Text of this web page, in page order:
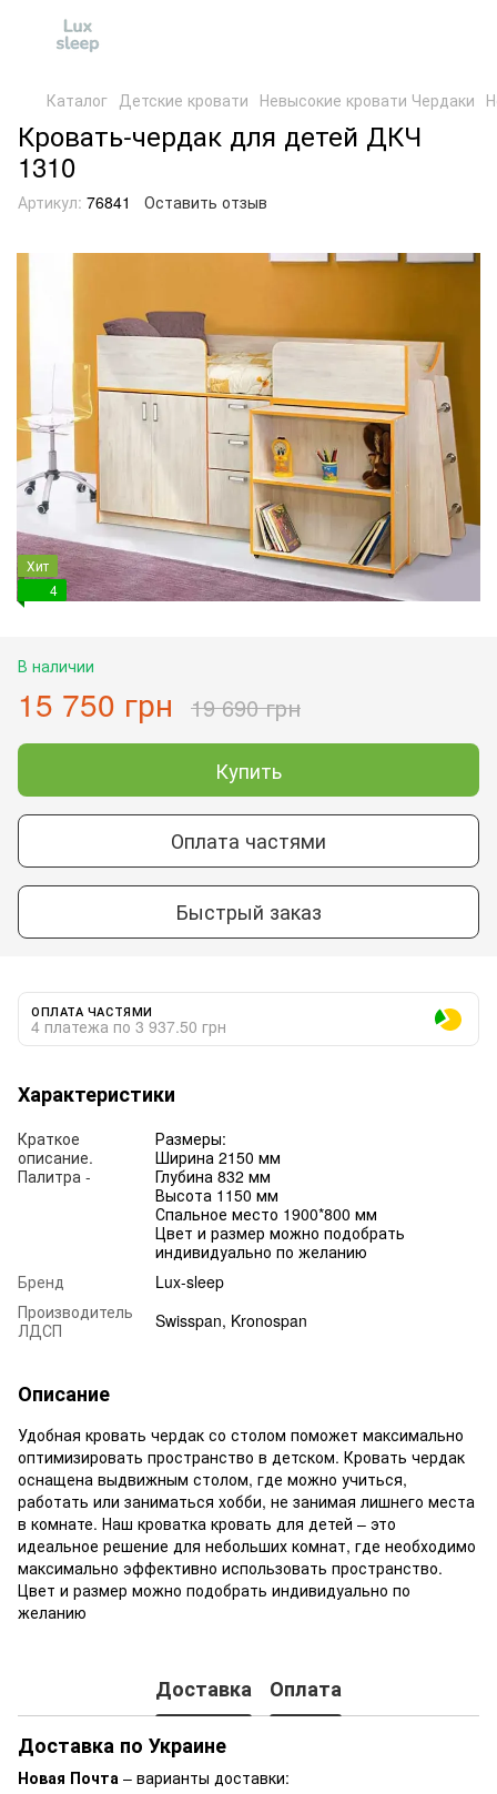
Каталог Детские кровати Невысокие кровати Чердаки
Кровать-чердак для детей ДКЧ
1310
Артикул: 76841 Оставить отзыв
Хит
4
В наличии
15 750 грн 19 690 грн
Купить
Оплата частями
Быстрый заказ
ОПЛАТА ЧАСТЯМИ
4 платежа по 3 937.50 грн
Характеристики
Краткое
описание.
Палитра -
Размеры:
Ширина 2150 мм
Глубина 832 мм
Высота 1150 мм
Спальное место 1900*800 мм
Цвет и размер можно подобрать
индивидуально по желанию
Бренд
Lux-sleep
Производитель
ЛДСП
Swisspan, Kronospan
Описание
Удобная кровать чердак со столом поможет максимально
оптимизировать пространство в детском. Кровать чердак
оснащена выдвижным столом, где можно учиться,
работать или заниматься хобби, не занимая лишнего места
в комнате. Наш кроватка кровать для детей – это
идеальное решение для небольших комнат, где необходимо
максимально эффективно использовать пространство.
Цвет и размер можно подобрать индивидуально по
желанию
Доставка
Оплата
Доставка по Украине
Новая Почта – варианты доставки: